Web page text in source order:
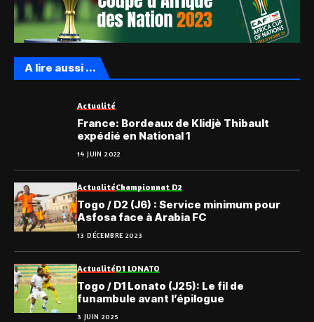
A lire aussi ...
Actualité
France: Bordeaux de Klidjè Thibault
expédié en National 1
14 JUIN 2022
ActualitéChampionnat D2
Togo / D2 (J6) : Service minimum pour
Asfosa face à Arabia FC
13 DÉCEMBRE 2023
ActualitéD1 LONATO
Togo / D1 Lonato (J25): Le fil de
funambule avant l’épilogue
3 JUIN 2025